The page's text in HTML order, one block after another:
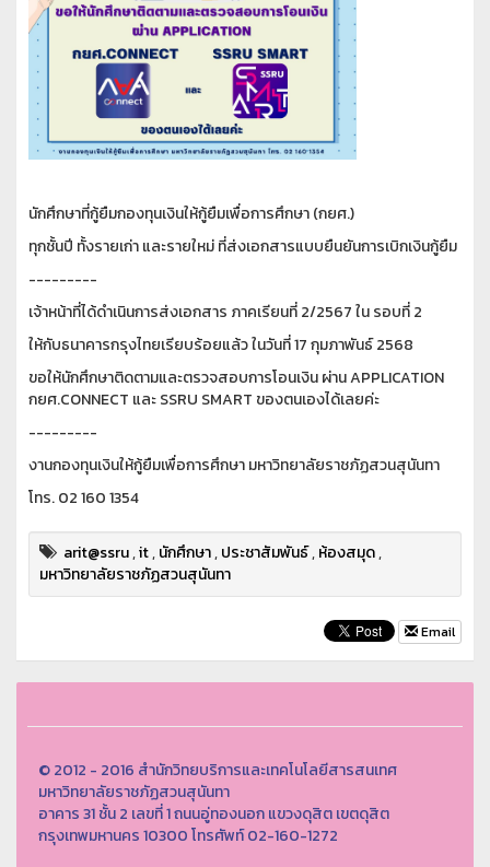
นักศึกษาที่กู้ยืมกองทุนเงินให้กู้ยืมเพื่อการศึกษา (กยศ.)
ทุกชั้นปี ทั้งรายเก่า และรายใหม่ ที่ส่งเอกสารแบบยืนยันการเบิกเงินกู้ยืม
---------
เจ้าหน้าที่ได้ดำเนินการส่งเอกสาร ภาคเรียนที่ 2/2567 ใน รอบที่ 2
ให้กับธนาคารกรุงไทยเรียบร้อยแล้ว ในวันที่ 17 กุมภาพันธ์ 2568
ขอให้นักศึกษาติดตามและตรวจสอบการโอนเงิน ผ่าน APPLICATION
กยศ.CONNECT และ SSRU SMART ของตนเองได้เลยค่ะ
---------
งานกองทุนเงินให้กู้ยืมเพื่อการศึกษา มหาวิทยาลัยราชภัฏสวนสุนันทา
โทร. 02 160 1354
arit@ssru,it,นักศึกษา,ประชาสัมพันธ์,ห้องสมุด,
มหาวิทยาลัยราชภัฏสวนสุนันทา
Email
© 2012 - 2016 สำนักวิทยบริการและเทคโนโลยีสารสนเทศ
มหาวิทยาลัยราชภัฏสวนสุนันทา
อาคาร 31 ชั้น 2 เลขที่ 1 ถนนอู่ทองนอก แขวงดุสิต เขตดุสิต
กรุงเทพมหานคร 10300 โทรศัพท์ 02-160-1272